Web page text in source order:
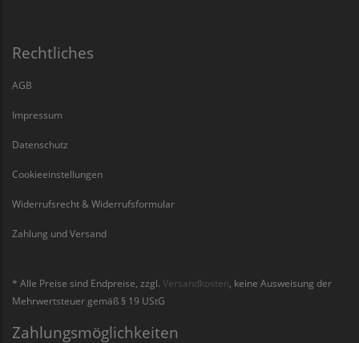
Rechtliches
AGB
Impressum
Datenschutz
Cookieeinstellungen
Widerrufsrecht & Widerrufsformular
Zahlung und Versand
* Alle Preise sind Endpreise, zzgl. Versandkosten , keine Ausweisung der
Mehrwertsteuer gemäß § 19 UStG
Zahlungsmöglichkeiten